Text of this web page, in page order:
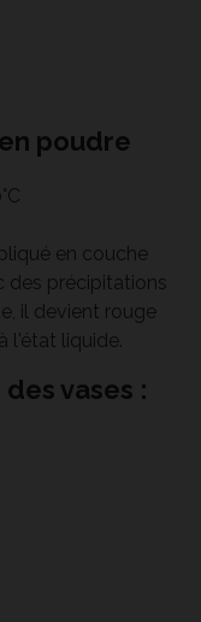
poudre
en couche
des précipitations
il devient rouge
l'état liquide.
vases :